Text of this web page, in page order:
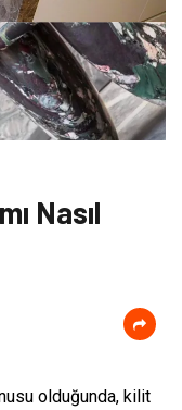
Nasıl
olduğunda, kilit